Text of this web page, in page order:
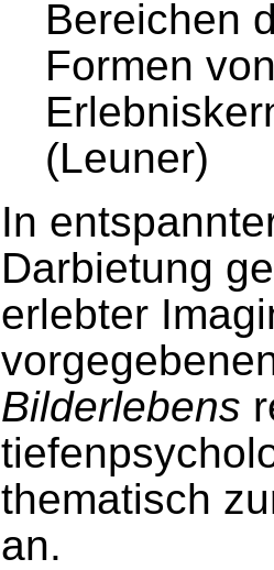
Bereichen
Formen
(Leuner)
In
Darbietung
erlebter
Bilderlebens
thematisch
an.